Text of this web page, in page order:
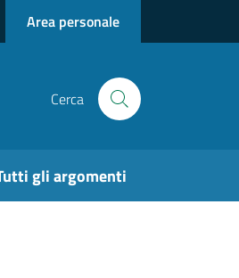
Area personale
Cerca
gli argomenti